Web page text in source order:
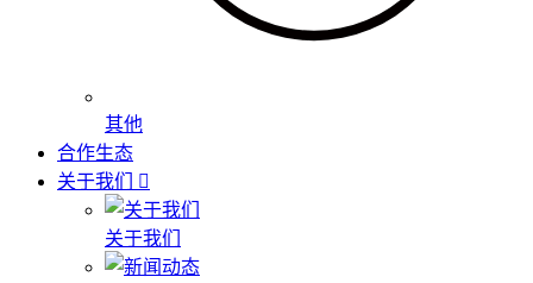
其他
合作生态
关于我们
关于我们